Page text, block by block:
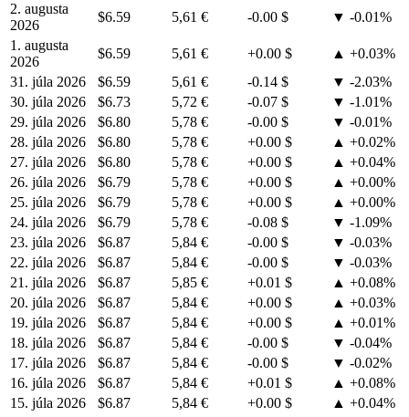
2. augusta
2026
$6.59 5,61 € -0.00 $
▼ -0.01%
1. augusta
2026
$6.59 5,61 € +0.00 $
▲ +0.03%
31. júla 2026
$6.59 5,61 € -0.14 $
▼ -2.03%
30. júla 2026
$6.73 5,72 € -0.07 $
▼ -1.01%
29. júla 2026
$6.80 5,78 € -0.00 $
▼ -0.01%
28. júla 2026
$6.80 5,78 € +0.00 $
▲ +0.02%
27. júla 2026
$6.80 5,78 € +0.00 $
▲ +0.04%
26. júla 2026
$6.79 5,78 € +0.00 $
▲ +0.00%
25. júla 2026
$6.79 5,78 € +0.00 $
▲ +0.00%
24. júla 2026
$6.79 5,78 € -0.08 $
▼ -1.09%
23. júla 2026
$6.87 5,84 € -0.00 $
▼ -0.03%
22. júla 2026
$6.87 5,84 € -0.00 $
▼ -0.03%
21. júla 2026
$6.87 5,85 € +0.01 $
▲ +0.08%
20. júla 2026
$6.87 5,84 € +0.00 $
▲ +0.03%
19. júla 2026
$6.87 5,84 € +0.00 $
▲ +0.01%
18. júla 2026
$6.87 5,84 € -0.00 $
▼ -0.04%
17. júla 2026
$6.87 5,84 € -0.00 $
▼ -0.02%
16. júla 2026
$6.87 5,84 € +0.01 $
▲ +0.08%
15. júla 2026
$6.87 5,84 € +0.00 $
▲ +0.04%